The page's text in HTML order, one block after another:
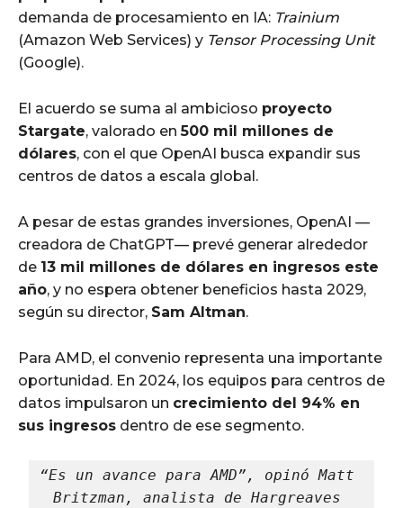
demanda de procesamiento en IA: Trainium
(Amazon Web Services) y Tensor Processing Unit
(Google).
El acuerdo se suma al ambicioso proyecto
Stargate, valorado en500 mil millones de
dólares, con el que OpenAI busca expandir sus
centros de datos a escala global.
A pesar de estas grandes inversiones, OpenAI —
creadora de ChatGPT— prevé generar alrededor
de 13 mil millones de dólares en ingresos este
año, y no espera obtener beneficios hasta 2029,
según su director, Sam Altman.
Para AMD, el convenio representa una importante
oportunidad. En 2024, los equipos para centros de
datos impulsaron un crecimiento del 94% en
sus ingresos dentro de ese segmento.
“Es un avance para AMD”, opinó Matt
Britzman, analista de Hargreaves